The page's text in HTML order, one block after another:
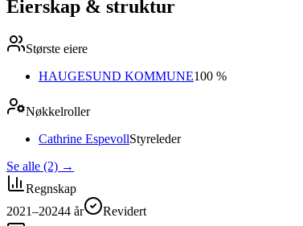
Eierskap & struktur
Største eiere
HAUGESUND KOMMUNE100 %
Nøkkelroller
Cathrine EspevollStyreleder
Se alle (2) →
Regnskap
2021–20244 år
Revidert